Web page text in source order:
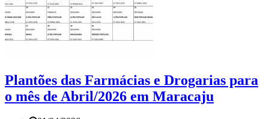
Plantões das Farmácias e Drogarias para
o mês de Abril/2026 em Maracaju